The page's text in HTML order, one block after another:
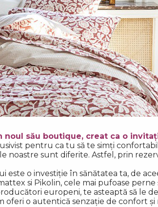
noul său boutique, creat ca o
pentru ca tu să te simți
noastre sunt diferite. Astfel, prin
este o investiție în sănătatea ta, de
si Pikolin, cele mai pufoase
ători europeni, te asteaptă să le
oferi o autentică senzație de confort și